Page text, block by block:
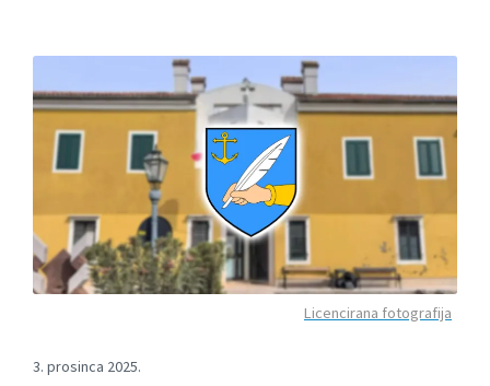
Licencirana fotografija
3. prosinca 2025.